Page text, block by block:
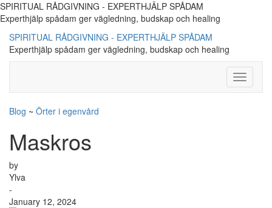
SPIRITUAL RÅDGIVNING - EXPERTHJÄLP SPÅDAM
Experthjälp spådam ger vägledning, budskap och healing
SPIRITUAL RÅDGIVNING - EXPERTHJÄLP SPÅDAM
Experthjälp spådam ger vägledning, budskap och healing
Toggle
Blog ~ Örter i egenvård
Maskros
by
Ylva
-
January 12, 2024